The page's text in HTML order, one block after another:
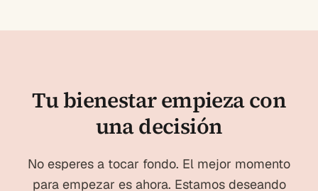
Tu bienestar empieza con
una decisión
No esperes a tocar fondo. El mejor momento
para empezar es ahora. Estamos deseando